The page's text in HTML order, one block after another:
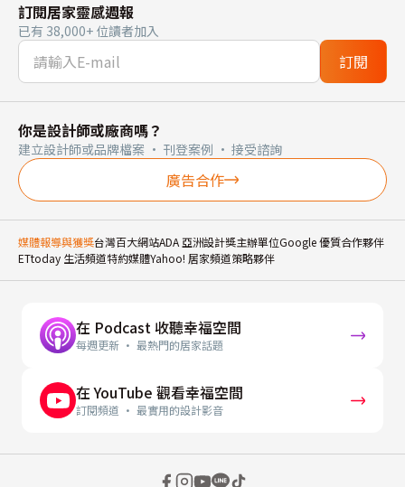
訂閱居家靈感週報
已有 38,000+ 位讀者加入
訂閱
你是設計師或廠商嗎？
建立設計師或品牌檔案 · 刊登案例 · 接受諮詢
廣告合作
媒體報導與獲獎台灣百大網站ADA 亞洲設計獎主辦單位Google 優質合作夥伴
ETtoday 生活頻道特約媒體Yahoo! 居家頻道策略夥伴
在 Podcast 收聽幸福空間
每週更新 · 最熱門的居家話題
在 YouTube 觀看幸福空間
訂閱頻道 · 最實用的設計影音